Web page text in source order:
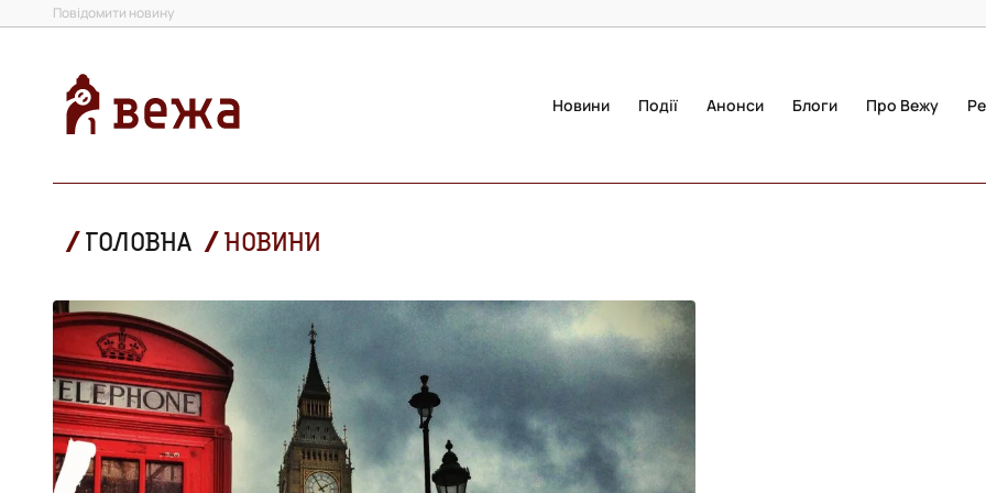
Повідомити новину
Новини Події Анонси Блоги Про Вежу
ГОЛОВНА НОВИНИ